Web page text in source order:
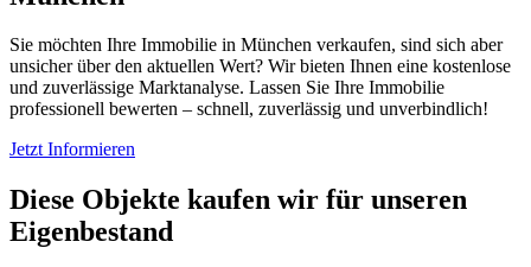
Sie möchten Ihre Immobilie in München verkaufen, sind sich aber
unsicher über den aktuellen Wert? Wir bieten Ihnen eine kostenlose
und zuverlässige Marktanalyse. Lassen Sie Ihre Immobilie
professionell bewerten – schnell, zuverlässig und unverbindlich!
Jetzt Informieren
Diese Objekte kaufen wir für unseren
Eigenbestand